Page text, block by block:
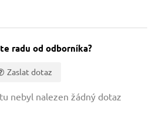
radu od odborníka?
Zaslat dotaz
nebyl nalezen žádný dotaz